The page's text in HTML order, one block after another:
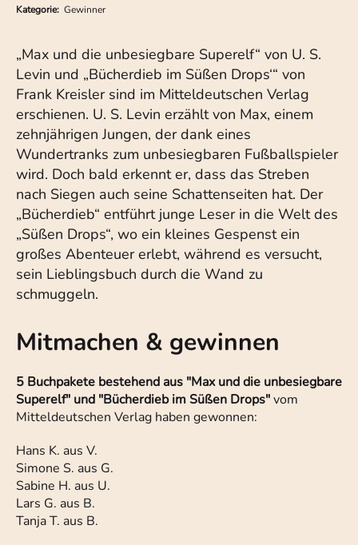
Kategorie: Gewinner
„Max und die unbesiegbare Superelf“ von U. S.
Levin und „Bücherdieb im Süßen Drops‘“ von
Frank Kreisler sind im Mitteldeutschen Verlag
erschienen. U. S. Levin erzählt von Max, einem
zehnjährigen Jungen, der dank eines
Wundertranks zum unbesiegbaren Fußballspieler
wird. Doch bald erkennt er, dass das Streben
nach Siegen auch seine Schattenseiten hat. Der
„Bücherdieb“ entführt junge Leser in die Welt des
„Süßen Drops“, wo ein kleines Gespenst ein
großes Abenteuer erlebt, während es versucht,
sein Lieblingsbuch durch die Wand zu
schmuggeln.
Mitmachen & gewinnen
5 Buchpakete bestehend aus "Max und die unbesiegbare
Superelf" und "Bücherdieb im Süßen Drops"vom
Mitteldeutschen Verlag haben gewonnen:
Hans K. aus V.
Simone S. aus G.
Sabine H. aus U.
Lars G. aus B.
Tanja T. aus B.